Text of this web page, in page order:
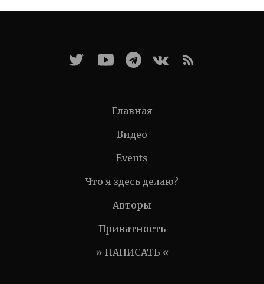
Главная
Видео
Events
Что я здесь делаю?
Авторы
Приватность
» НАПИСАТЬ «